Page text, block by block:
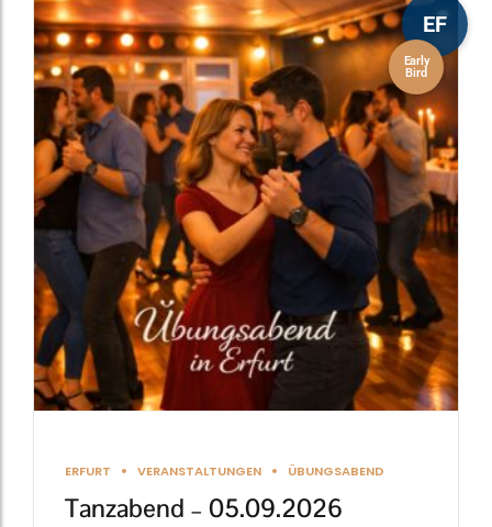
EF
Early
Bird
ERFURT VERANSTALTUNGEN ÜBUNGSABEND
Tanzabend – 05.09.2026